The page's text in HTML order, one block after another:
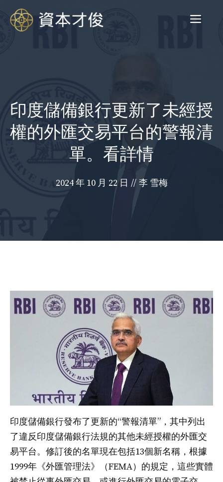
菜
印度儲備銀行更新了未經授
權的外匯交易平台的警報清
單。看詳情
2024 年 10 月 22 日 // 李 雪梅
印度儲備銀行發布了更新的“警報清單”，其中列出
了違反印度儲備銀行法規的其他未經授權的外匯交
易平台。修訂後的名單現在包括13個新名稱，根據
1999年《外匯管理法》（FEMA）的規定，這些實體